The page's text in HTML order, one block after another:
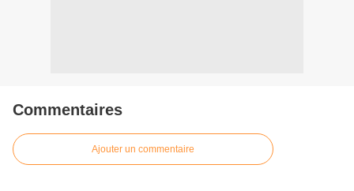
Commentaires
Ajouter un commentaire